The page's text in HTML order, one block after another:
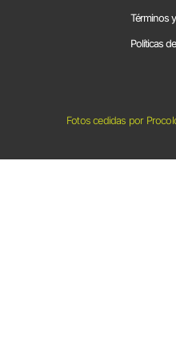
Términos
Políticas
Fotos cedidas por